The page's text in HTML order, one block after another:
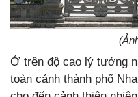
Ở trên độ cao lý tưởng
toàn cảnh thành phố